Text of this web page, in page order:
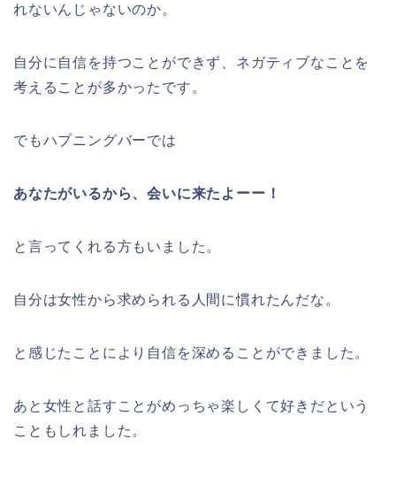
れないんじゃないのか。
自分に自信を持つことができず、ネガティブなことを
考えることが多かったです。
でもハプニングバーでは
あなたがいるから、会いに来たよーー！
と言ってくれる方もいました。
自分は女性から求められる人間に慣れたんだな。
と感じたことにより自信を深めることができました。
あと女性と話すことがめっちゃ楽しくて好きだという
こともしれました。